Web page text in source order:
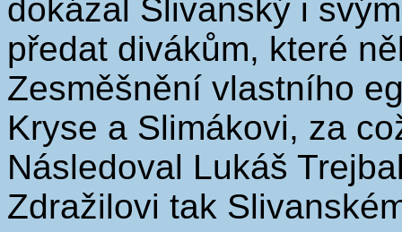
dokázal Slivanský i
předat divákům, které
Zesměšnění vlastního
Kryse a Slimákovi, za
Následoval Lukáš
Zdražilovi tak